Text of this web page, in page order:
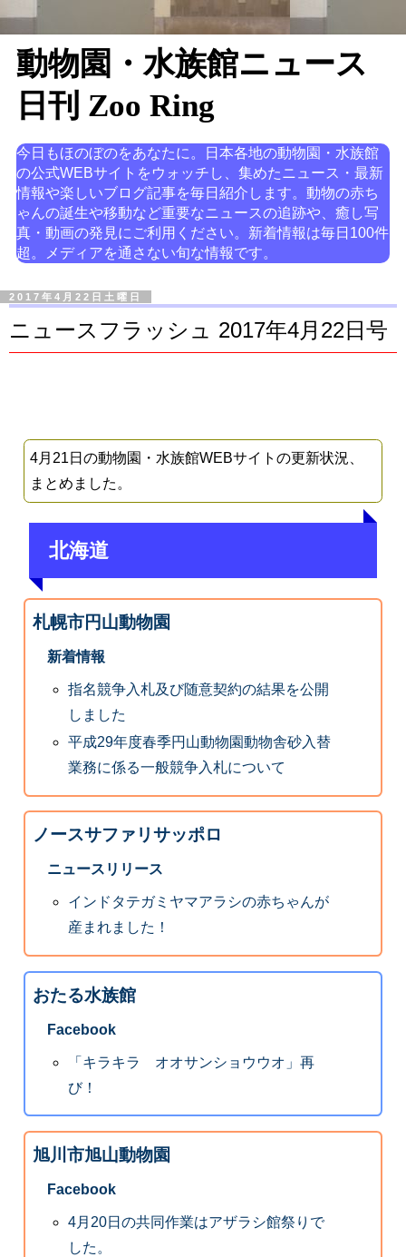
動物園・水族館ニュース
日刊 Zoo Ring
今日もほのぼのをあなたに。日本各地の動物園・水族館
の公式WEBサイトをウォッチし、集めたニュース・最新
情報や楽しいブログ記事を毎日紹介します。動物の赤ち
ゃんの誕生や移動など重要なニュースの追跡や、癒し写
真・動画の発見にご利用ください。新着情報は毎日100件
超。メディアを通さない旬な情報です。
2017年4月22日土曜日
ニュースフラッシュ 2017年4月22日号
4月21日の動物園・水族館WEBサイトの更新状況、
まとめました。
北海道
札幌市円山動物園
新着情報
指名競争入札及び随意契約の結果を公開
しました
平成29年度春季円山動物園動物舎砂入替
業務に係る一般競争入札について
ノースサファリサッポロ
ニュースリリース
インドタテガミヤマアラシの赤ちゃんが
産まれました！
おたる水族館
Facebook
「キラキラ オオサンショウウオ」再
び！
旭川市旭山動物園
Facebook
4月20日の共同作業はアザラシ館祭りで
した。